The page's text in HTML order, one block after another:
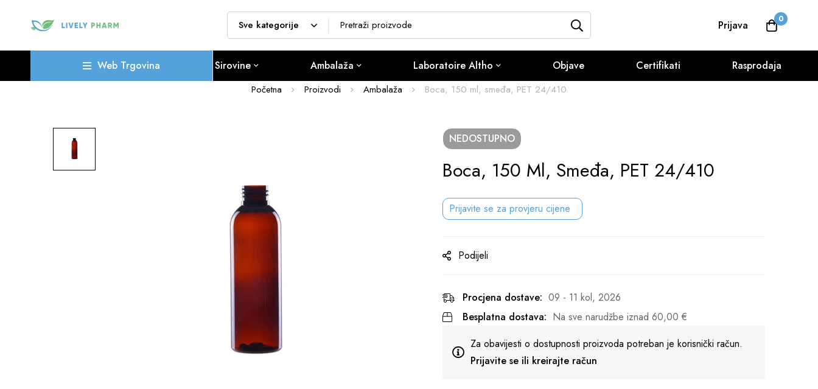
Prijava 0
Web Trgovina Sirovine Ambalaža Laboratoire Altho Objave Certifikati Rasprodaja
Početna Proizvodi Ambalaža Boca, 150 ml, smeđa, PET 24/410
NEDOSTUPNO
Boca, 150 Ml, Smeđa, PET 24/410
Prijavite se za provjeru cijene
Podijeli
Procjena dostave: 09 - 11 kol, 2026
Besplatna dostava: Na sve narudžbe iznad 60,00 €
Za obavijesti o dostupnosti proizvoda potreban je korisnički račun.
Prijavite se ili kreirajte račun